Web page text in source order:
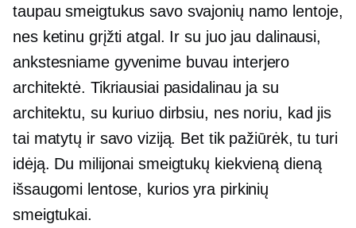
taupau smeigtukus savo svajonių namo lentoje,
nes ketinu grįžti atgal. Ir su juo jau dalinausi,
ankstesniame gyvenime buvau interjero
architektė. Tikriausiai pasidalinau ja su
architektu, su kuriuo dirbsiu, nes noriu, kad jis
tai matytų ir savo viziją. Bet tik pažiūrėk, tu turi
idėją. Du milijonai smeigtukų kiekvieną dieną
išsaugomi lentose, kurios yra pirkinių
smeigtukai.